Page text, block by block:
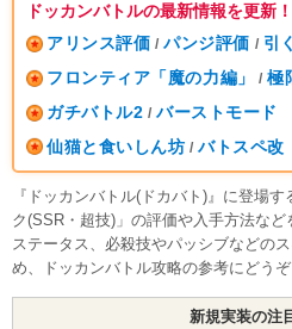
ドッカンバトルの最新情報を更新！
アリンス評価 / パンジ評価 / 引
フロンティア「魔の力編」
/ 極
ガチバトル2 / バーストモード
仙猫と食いしん坊 / バトスペ改
『ドッカンバトル(ドカバト)』に登場
ク(SSR・超技)」の評価や入手方法な
ステータス、必殺技やパッシブなどの
め、ドッカンバトル攻略の参考にどうぞ
新規実装の注